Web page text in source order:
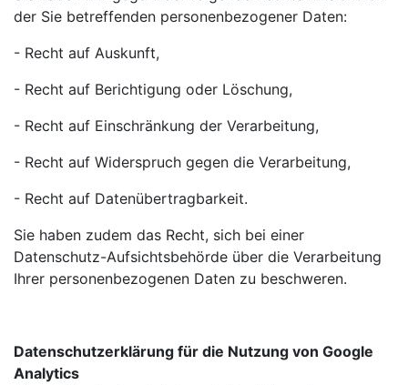
der Sie betreffenden personenbezogener Daten:
- Recht auf Auskunft,
- Recht auf Berichtigung oder Löschung,
- Recht auf Einschränkung der Verarbeitung,
- Recht auf Widerspruch gegen die Verarbeitung,
- Recht auf Datenübertragbarkeit.
Sie haben zudem das Recht, sich bei einer
Datenschutz-Aufsichtsbehörde über die Verarbeitung
Ihrer personenbezogenen Daten zu beschweren.
Datenschutzerklärung für die Nutzung von Google
Analytics